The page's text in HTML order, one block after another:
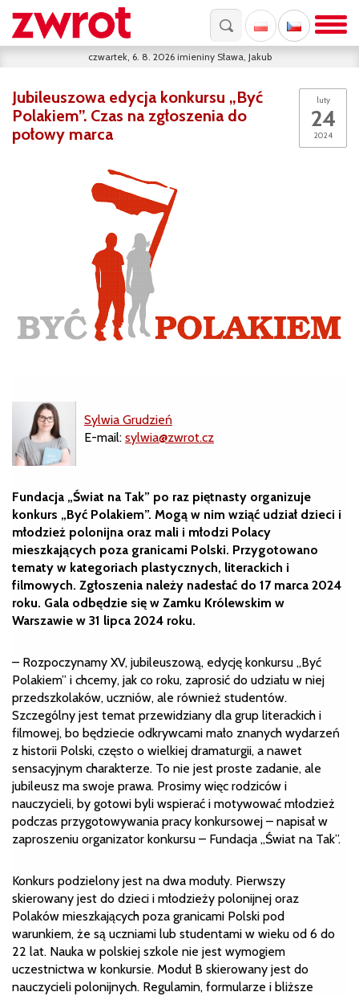
czwartek, 6. 8. 2026 imieniny Sława, Jakub
luty
24
2024
Jubileuszowa edycja konkursu „Być
Polakiem”. Czas na zgłoszenia do
połowy marca
Sylwia Grudzień
E-mail: sylwia@zwrot.cz
Fundacja „Świat na Tak” po raz piętnasty organizuje
konkurs „Być Polakiem”. Mogą w nim wziąć udział dzieci i
młodzież polonijna oraz mali i młodzi Polacy
mieszkających poza granicami Polski. Przygotowano
tematy w kategoriach plastycznych, literackich i
filmowych. Zgłoszenia należy nadesłać do 17 marca 2024
roku. Gala odbędzie się w Zamku Królewskim w
Warszawie w 31 lipca 2024 roku.
– Rozpoczynamy XV, jubileuszową, edycję konkursu „Być
Polakiem” i chcemy, jak co roku, zaprosić do udziału w niej
przedszkolaków, uczniów, ale również studentów.
Szczególny jest temat przewidziany dla grup literackich i
filmowej, bo będziecie odkrywcami mało znanych wydarzeń
z historii Polski, często o wielkiej dramaturgii, a nawet
sensacyjnym charakterze. To nie jest proste zadanie, ale
jubileusz ma swoje prawa. Prosimy więc rodziców i
nauczycieli, by gotowi byli wspierać i motywować młodzież
podczas przygotowywania pracy konkursowej – napisał w
zaproszeniu organizator konkursu – Fundacja „Świat na Tak”.
Konkurs podzielony jest na dwa moduły. Pierwszy
skierowany jest do dzieci i młodzieży polonijnej oraz
Polaków mieszkających poza granicami Polski pod
warunkiem, że są uczniami lub studentami w wieku od 6 do
22 lat. Nauka w polskiej szkole nie jest wymogiem
uczestnictwa w konkursie. Moduł B skierowany jest do
nauczycieli polonijnych. Regulamin, formularze i bliższe